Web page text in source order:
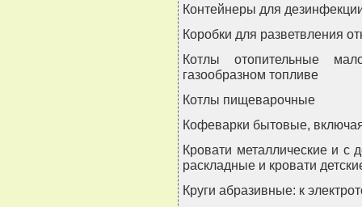
Контейнеры для
Коробки для разветвления
Котлы отопительные
газообразном топливе
Котлы пищеварочные
Кофеварки бытовые,
Кровати металлические и с
раскладные и кровати
Круги абразивные: к